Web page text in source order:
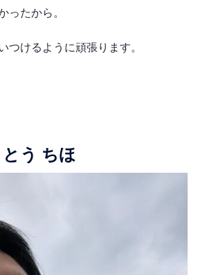
ったから。
つけるように頑張ります。
う ちほ